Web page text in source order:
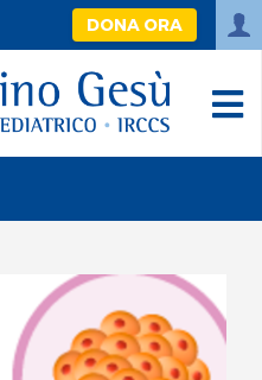
DONA ORA